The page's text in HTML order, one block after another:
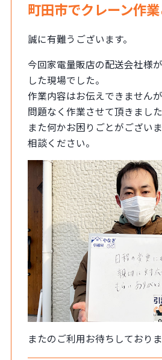
町田市でクレーン作
誠に有難うございます。
今回家電量販店の配送会社様
した現場でした。
作業内容はお伝えできません
問題なく作業させて頂きました
また何かお困りごとがござい
相談ください。
またのご利用お待ちしておりま